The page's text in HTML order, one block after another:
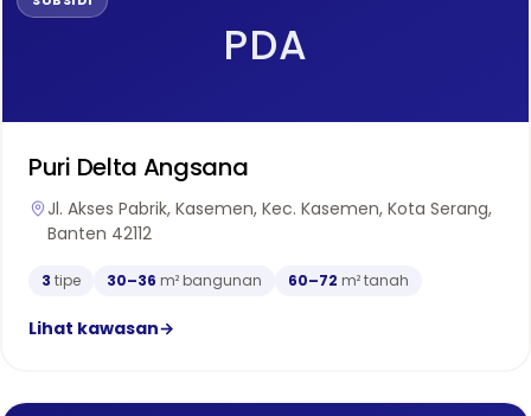
PDA
Puri Delta Angsana
Jl. Akses Pabrik, Kasemen, Kec. Kasemen, Kota Serang,
Banten 42112
3 tipe 30–36 m² bangunan 60–72 m² tanah
Lihat kawasan→